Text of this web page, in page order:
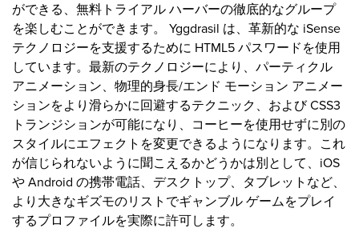
ができる、無料トライアル ハーバーの徹底的なグループ
を楽しむことができます。 Yggdrasil は、革新的な iSense
テクノロジーを支援するために HTML5 パスワードを使用
しています。最新のテクノロジーにより、パーティクル
アニメーション、物理的身長/エンド モーション アニメー
ションをより滑らかに回避するテクニック、および CSS3
トランジションが可能になり、コーヒーを使用せずに別の
スタイルにエフェクトを変更できるようになります。これ
が信じられないように聞こえるかどうかは別として、iOS
や Android の携帯電話、デスクトップ、タブレットなど、
より大きなギズモのリストでギャンブル ゲームをプレイ
するプロファイルを実際に許可します。